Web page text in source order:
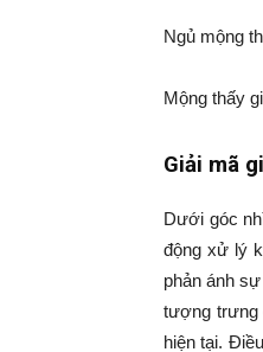
Ngủ mộng
Mộng thấy
Giải mã
Dưới góc
động xử lý
phản ánh
tượng trưng
hiện tại.